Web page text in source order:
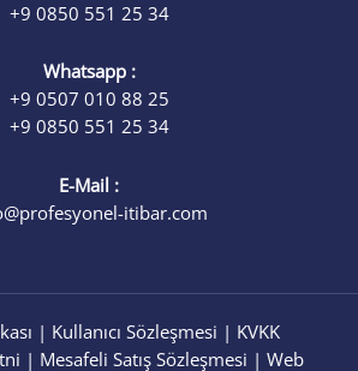
+9 0850 551 25 34
Whatsapp :
+9 0507 010 88 25
+9 0850 551 25 34
E-Mail :
itibar.com
| Kullanıcı Sözleşmesi | KVKK
| Mesafeli Satış Sözleşmesi | Web